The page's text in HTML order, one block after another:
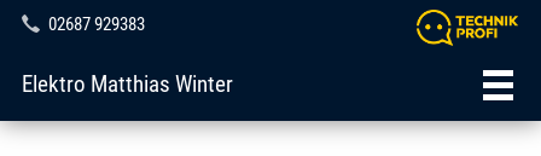
02687 929383
Elektro Matthias Winter